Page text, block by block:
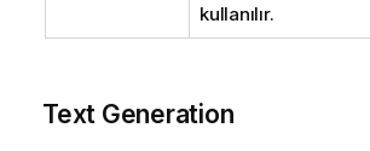
kullanılır.
Text Generation